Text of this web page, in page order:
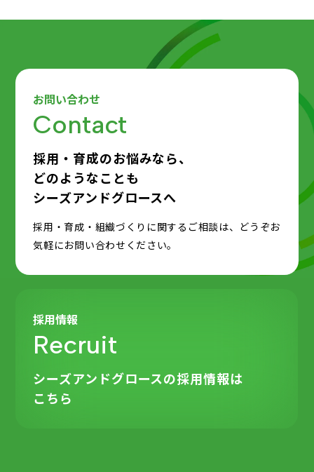
お問い合わせ
Contact
採用・育成のお悩みなら、
どのようなことも
シーズアンドグロースへ
採用・育成・組織づくりに関するご相談は、どうぞお
気軽にお問い合わせください。
採用情報
Recruit
シーズアンドグロースの採用情報は
こちら